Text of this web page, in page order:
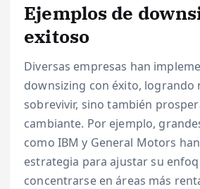
Ejemplos de
exitoso
Diversas empresas han
downsizing con éxito, logrando
sobrevivir, sino también
cambiante. Por ejemplo,
como IBM y General Motors
estrategia para ajustar su
concentrarse en áreas más